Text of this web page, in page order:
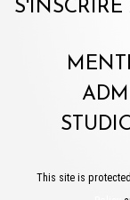
This site is